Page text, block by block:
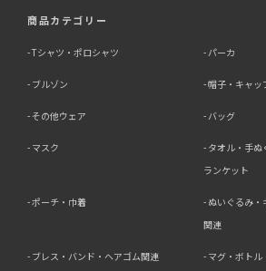
商品カテゴリー
Tシャツ・ポロシャツ パーカ
ブルゾン 帽子・キャッ
その他ウェア バッグ
マスク
タオル・手
ランケット
ポーチ・巾着
ぬいぐるみ・
関連
ブレス・バンド・ヘアゴム関連 マグ・ボトル